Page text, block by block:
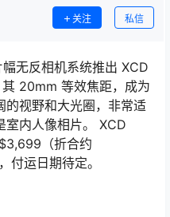
关注 私信
无反相机系统推出 XCD
20mm 等效焦距，成为
的视野和大光圈，非常适
室内人像相片。 XCD
（折合约
运日期待定。